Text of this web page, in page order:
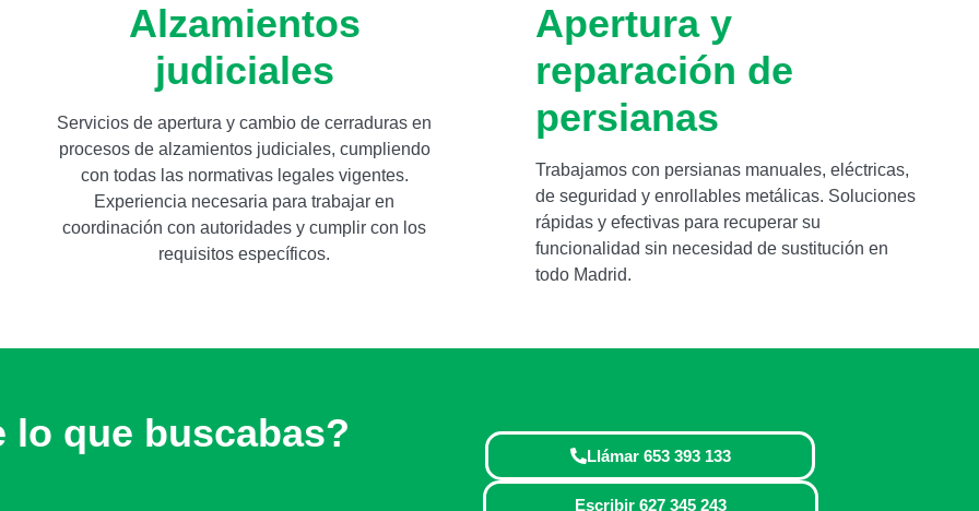
Alzamientos
judiciales
Servicios de apertura y cambio de cerraduras en
procesos de alzamientos judiciales, cumpliendo
con todas las normativas legales vigentes.
Experiencia necesaria para trabajar en
coordinación con autoridades y cumplir con los
requisitos específicos.
Apertura y
reparación de
persianas
Trabajamos con persianas manuales, eléctricas,
de seguridad y enrollables metálicas. Soluciones
rápidas y efectivas para recuperar su
funcionalidad sin necesidad de sustitución en
todo Madrid.
lo que buscabas?
Llámar 653 393 133
Escribir 627 345 243